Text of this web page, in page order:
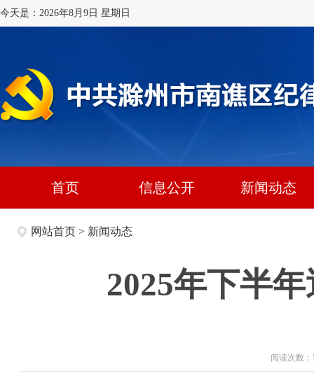
今天是：2026年8月9日 星期日
首页 信息公开 新闻动态
网站首页 > 新闻动态
2025年下半
阅读次数：